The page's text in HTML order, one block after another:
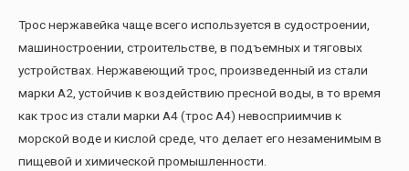
Трос нержавейка чаще всего используется в судостроении,
машиностроении, строительстве, в подъемных и тяговых
устройствах. Нержавеющий трос, произведенный из стали
марки А2, устойчив к воздействию пресной воды, в то время
как трос из стали марки А4 (трос А4) невосприимчив к
морской воде и кислой среде, что делает его незаменимым в
пищевой и химической промышленности.